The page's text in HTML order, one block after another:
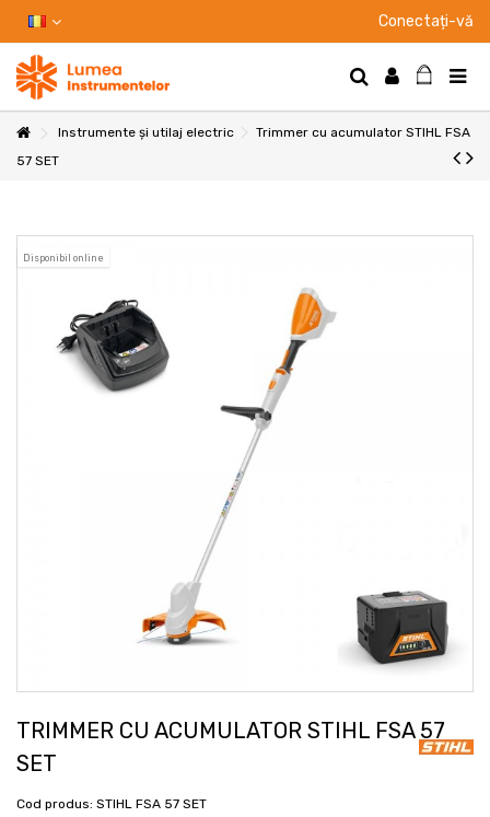
Conectați-vă
Instrumente și utilaj electric
Trimmer cu acumulator STIHL FSA
57 SET
Disponibil online
TRIMMER CU ACUMULATOR STIHL FSA 57
SET
Cod produs: STIHL FSA 57 SET